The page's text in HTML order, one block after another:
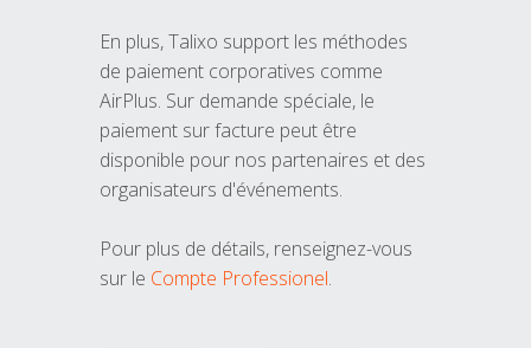
En plus, Talixo support les méthodes
de paiement corporatives comme
AirPlus. Sur demande spéciale, le
paiement sur facture peut être
disponible pour nos partenaires et des
organisateurs d'événements.
Pour plus de détails, renseignez-vous
sur le Compte Professionel.